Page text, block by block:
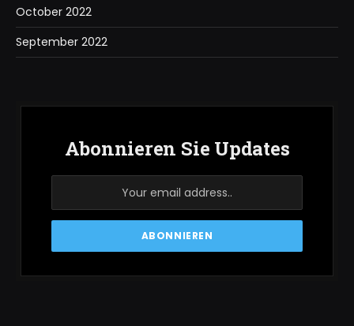
October 2022
September 2022
Abonnieren Sie Updates